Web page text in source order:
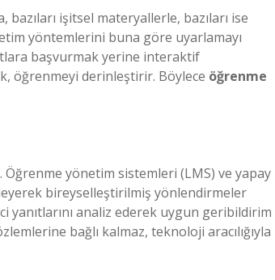
işitsel materyallerle, bazıları ise
yöntemlerini buna göre uyarlamayı
başvurmak yerine interaktif
öğrenmeyi derinleştirir. Böylece öğrenme
yönetim sistemleri (LMS) ve yapay
bireyselleştirilmiş yönlendirmeler
analiz ederek uygun geribildirim
bağlı kalmaz, teknoloji aracılığıyla